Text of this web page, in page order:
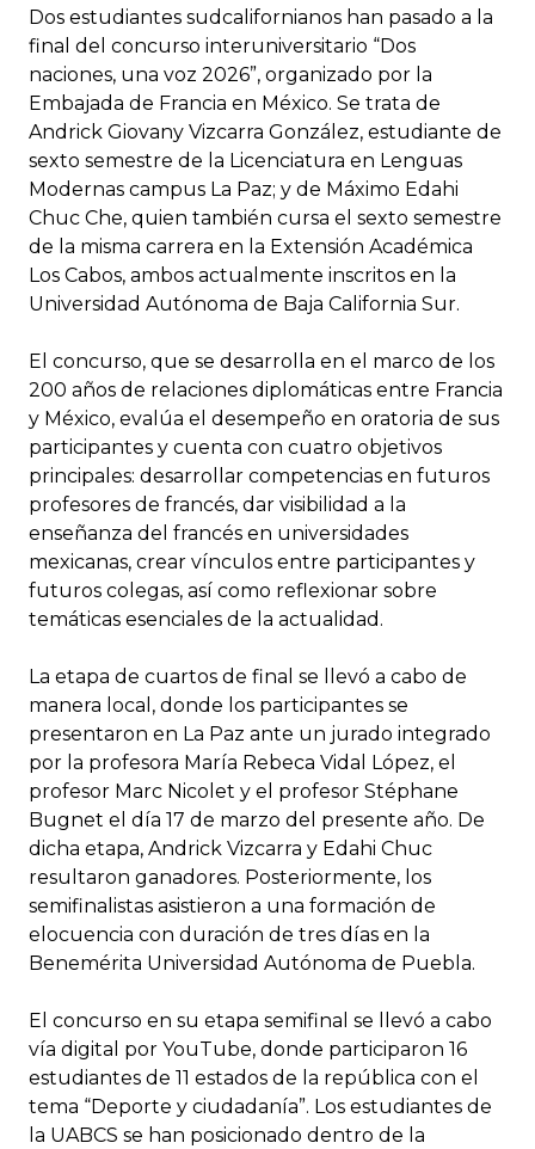
Dos estudiantes sudcalifornianos han pasado a la
final del concurso interuniversitario “Dos
naciones, una voz 2026”, organizado por la
Embajada de Francia en México. Se trata de
Andrick Giovany Vizcarra González, estudiante de
sexto semestre de la Licenciatura en Lenguas
Modernas campus La Paz; y de Máximo Edahi
Chuc Che, quien también cursa el sexto semestre
de la misma carrera en la Extensión Académica
Los Cabos, ambos actualmente inscritos en la
Universidad Autónoma de Baja California Sur.
El concurso, que se desarrolla en el marco de los
200 años de relaciones diplomáticas entre Francia
y México, evalúa el desempeño en oratoria de sus
participantes y cuenta con cuatro objetivos
principales: desarrollar competencias en futuros
profesores de francés, dar visibilidad a la
enseñanza del francés en universidades
mexicanas, crear vínculos entre participantes y
futuros colegas, así como reflexionar sobre
temáticas esenciales de la actualidad.
La etapa de cuartos de final se llevó a cabo de
manera local, donde los participantes se
presentaron en La Paz ante un jurado integrado
por la profesora María Rebeca Vidal López, el
profesor Marc Nicolet y el profesor Stéphane
Bugnet el día 17 de marzo del presente año. De
dicha etapa, Andrick Vizcarra y Edahi Chuc
resultaron ganadores. Posteriormente, los
semifinalistas asistieron a una formación de
elocuencia con duración de tres días en la
Benemérita Universidad Autónoma de Puebla.
El concurso en su etapa semifinal se llevó a cabo
vía digital por YouTube, donde participaron 16
estudiantes de 11 estados de la república con el
tema “Deporte y ciudadanía”. Los estudiantes de
la UABCS se han posicionado dentro de la